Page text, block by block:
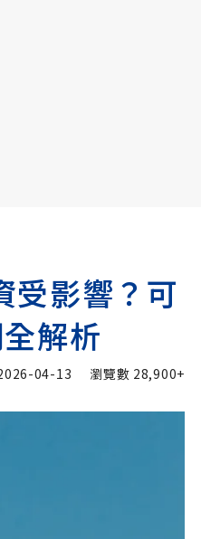
受影響？可
解析
04-13 瀏覽數 28,900+